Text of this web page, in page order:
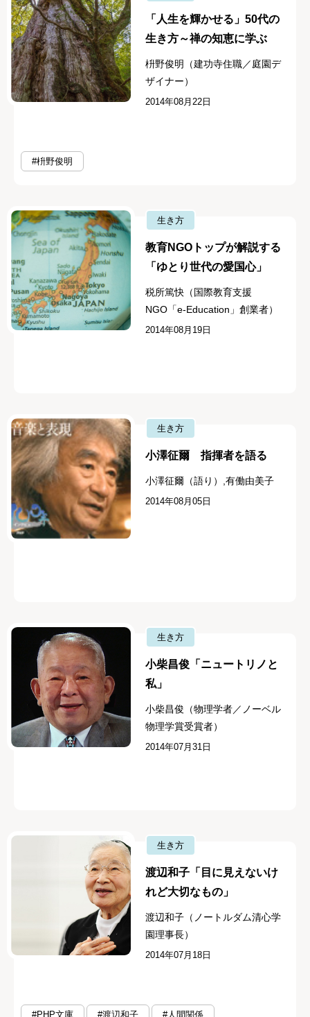
「人生を輝かせる」50代の
生き方～禅の知恵に学ぶ
枡野俊明（建功寺住職／庭園デ
ザイナー）
2014年08月22日
#枡野俊明
生き方
教育NGOトップが解説する
「ゆとり世代の愛国心」
税所篤快（国際教育支援
NGO「e-Education」創業者）
2014年08月19日
生き方
小澤征爾 指揮者を語る
小澤征爾（語り）,有働由美子
2014年08月05日
生き方
小柴昌俊「ニュートリノと
私」
小柴昌俊（物理学者／ノーベル
物理学賞受賞者）
2014年07月31日
生き方
渡辺和子「目に見えないけ
れど大切なもの」
渡辺和子（ノートルダム清心学
園理事長）
2014年07月18日
#PHP文庫 #渡辺和子
#人間関係